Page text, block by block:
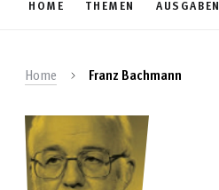
HOME THEMEN AUSGABEN
Home Franz Bachmann